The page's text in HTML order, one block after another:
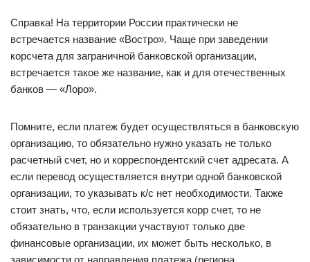
Справка! На территории России практически не
встречается название «Востро». Чаще при заведении
корсчета для заграничной банковской организации,
встречается такое же название, как и для отечественных
банков — «Лоро».
Помните, если платеж будет осуществляться в банковскую
организацию, то обязательно нужно указать не только
расчетный счет, но и корреспондентский счет адресата. А
если перевод осуществляется внутри одной банковской
организации, то указывать к/с нет необходимости. Также
стоит знать, что, если используется корр счет, то не
обязательно в транзакции участвуют только две
финансовые организации, их может быть несколько, в
зависимости от направления платежа (региона